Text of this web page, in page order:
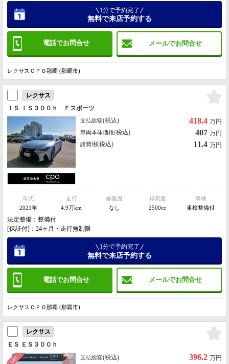
電話でお問合せ メールでお問合せ
1分で予約完了
無料で来店予約する
レクサスＣＰＯ那覇 (那覇市)
レクサス
ＩＳ ＩＳ３００ｈ Ｆスポーツ
支払総額(税込) 418.4 万円
車両本体価格(税込) 407 万円
諸費用(税込) 11.4 万円
年式
2021年
走行
4.9万km
修復歴
なし
排気量
2500cc
車検
車検整備付
法定整備：整備付
[保証付]：24ヶ月・走行無制限
電話でお問合せ メールでお問合せ
1分で予約完了
無料で来店予約する
レクサスＣＰＯ那覇 (那覇市)
レクサス
ＥＳ ＥＳ３００ｈ
支払総額(税込) 396.2 万円